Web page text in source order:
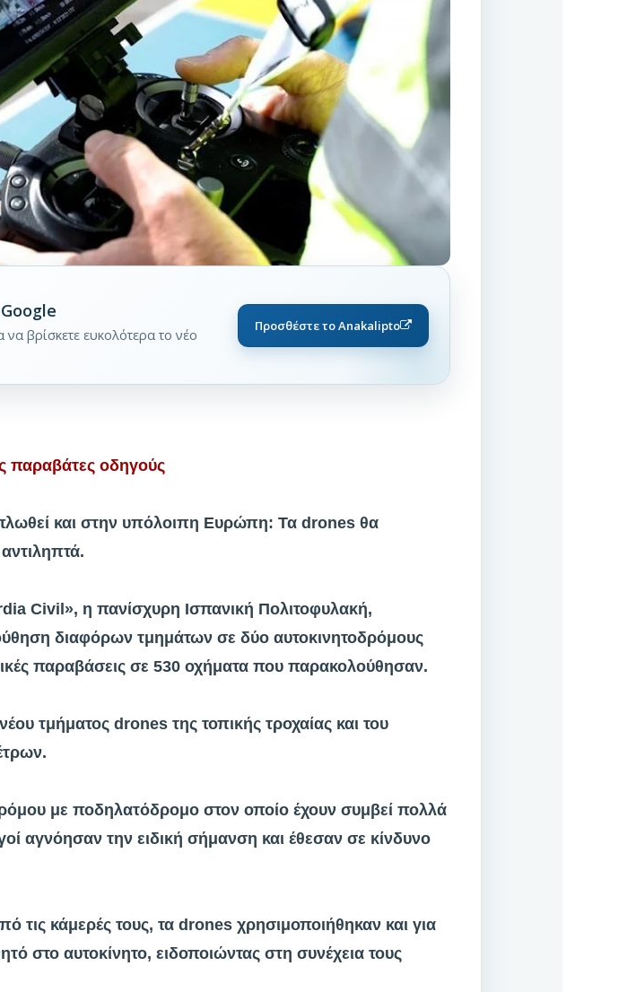
βρίσκετε ευκολότερα το νέο
Προσθέστε το Anakalipto
παραβάτες οδηγούς
και στην υπόλοιπη Ευρώπη: Τα drones θα
Civil», η πανίσχυρη Ισπανική Πολιτοφυλακή,
διαφόρων τμημάτων σε δύο αυτοκινητοδρόμους
παραβάσεις σε 530 οχήματα που παρακολούθησαν.
τμήματος drones της τοπικής τροχαίας και του
με ποδηλατόδρομο στον οποίο έχουν συμβεί πολλά
αγνόησαν την ειδική σήμανση και έθεσαν σε κίνδυνο
τις κάμερές τους, τα drones χρησιμοποιήθηκαν και για
στο αυτοκίνητο, ειδοποιώντας στη συνέχεια τους